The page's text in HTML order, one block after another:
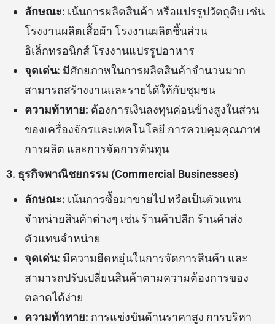
ลักษณะ: เน้นการผลิตสินค้า หรือแปรรูปวัตถุดิบ เช่น
โรงงานผลิตเสื้อผ้า โรงงานผลิตชิ้นส่วน
อิเล็กทรอนิกส์ โรงงานแปรรูปอาหาร
จุดเด่น: มีศักยภาพในการผลิตสินค้าจำนวนมาก
สามารถสร้างงานและรายได้ให้กับชุมชน
ความท้าทาย: ต้องการเงินลงทุนค่อนข้างสูงในส่วน
ของเครื่องจักรและเทคโนโลยี การควบคุมคุณภาพ
การผลิต และการจัดการต้นทุน
3. ธุรกิจพาณิชยกรรม (Commercial Businesses)
ลักษณะ: เน้นการซื้อมาขายไป หรือเป็นตัวแทน
จำหน่ายสินค้าต่างๆ เช่น ร้านค้าปลีก ร้านค้าส่ง
ตัวแทนจำหน่าย
จุดเด่น: มีความยืดหยุ่นในการจัดการสินค้า และ
สามารถปรับเปลี่ยนสินค้าตามความต้องการของ
ตลาดได้ง่าย
ความท้าทาย: การแข่งขันด้านราคาสูง การบริหา